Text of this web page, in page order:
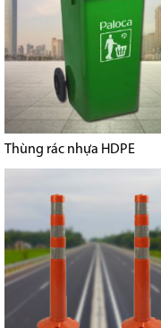
Thùng rác nhựa HDPE